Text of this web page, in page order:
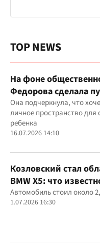
TOP NEWS
На фоне
Федорова сделала
Она подчеркнула, что
личное пространство для
ребенка
16.07.2026 14:10
Козловский стал
BMW X5: что
Автомобиль стоил около
1.07.2026 16:30